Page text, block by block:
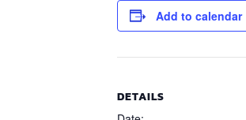
Add to calendar
DETAILS